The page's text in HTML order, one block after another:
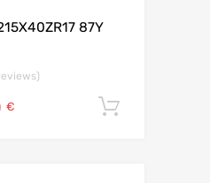
87Y
€